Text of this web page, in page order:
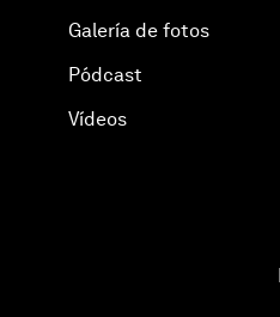
Galería de fotos
Pódcast
Vídeos